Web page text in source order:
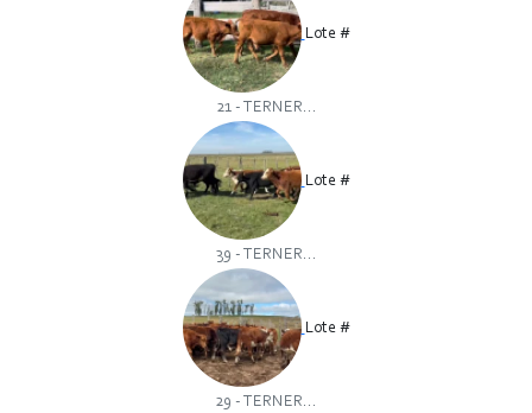
Lote #
21 - TERNER...
Lote #
39 - TERNER...
Lote #
29 - TERNER...